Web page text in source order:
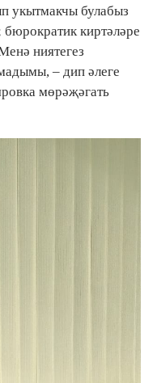
укытмакчы булабыз
киртәләре
ниятегез
– дип әлеге
мөрәҗәгать